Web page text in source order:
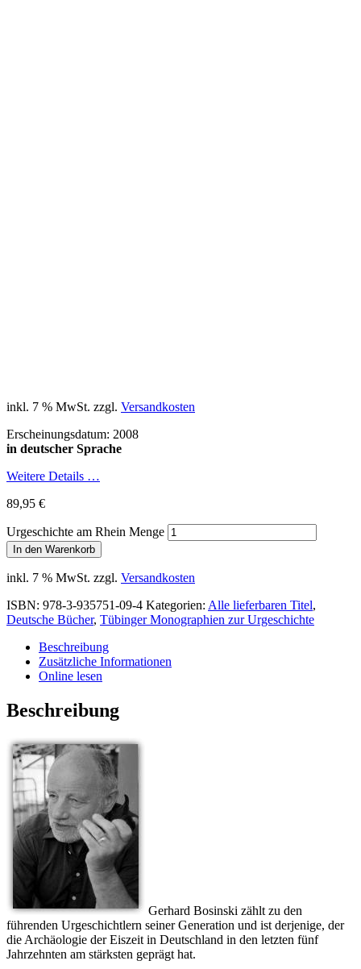
inkl. 7 % MwSt. zzgl. Versandkosten
Erscheinungsdatum: 2008
in deutscher Sprache
Weitere Details …
89,95 €
Urgeschichte am Rhein Menge
In den Warenkorb
inkl. 7 % MwSt. zzgl. Versandkosten
ISBN: 978-3-935751-09-4 Kategorien: Alle lieferbaren Titel,
Deutsche Bücher, Tübinger Monographien zur Urgeschichte
Beschreibung
Zusätzliche Informationen
Online lesen
Beschreibung
Gerhard Bosinski zählt zu den
führenden Urgeschichtlern seiner Generation und ist derjenige, der
die Archäologie der Eiszeit in Deutschland in den letzten fünf
Jahrzehnten am stärksten geprägt hat.